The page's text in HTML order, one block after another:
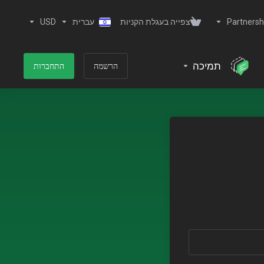
צפייה בעגלת הקניות עברית USD
תמיכה הרשמה התחברות